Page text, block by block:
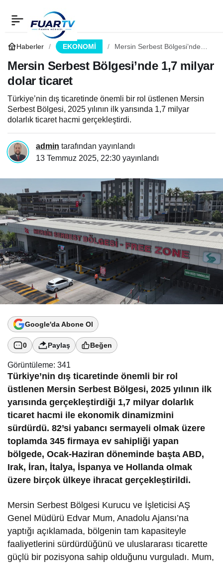
Haberler EKONOMİ
Mersin Serbest Bölgesi’nde
Mersin Serbest Bölgesi’nde 1,7 milyar
dolar ticaret
Türkiye’nin dış ticaretinde önemli bir rol üstlenen Mersin
Serbest Bölgesi, 2025 yılının ilk yarısında 1,7 milyar
dolarlık ticaret hacmi gerçekleştirdi.
admin tarafından yayınlandı
13 Temmuz 2025, 22:30 yayınlandı
Google'da Abone Ol
0 Paylaş Beğen
Görüntüleme: 341
Türkiye’nin dış ticaretinde önemli bir rol
üstlenen Mersin Serbest Bölgesi, 2025 yılının ilk
yarısında gerçekleştirdiği 1,7 milyar dolarlık
ticaret hacmi ile ekonomik dinamizmini
sürdürdü. 82’si yabancı sermayeli olmak üzere
toplamda 345 firmaya ev sahipliği yapan
bölgede, Ocak-Haziran döneminde başta ABD,
Irak, İran, İtalya, İspanya ve Hollanda olmak
üzere birçok ülkeye ihracat gerçekleştirildi.
Mersin Serbest Bölgesi Kurucu ve İşleticisi AŞ
Genel Müdürü Edvar Mum, Anadolu Ajansı’na
yaptığı açıklamada, bölgenin tam kapasiteyle
faaliyetlerini sürdürdüğünü ve uluslararası ticarette
güçlü bir pozisyona sahip olduğunu vurguladı. Mum,
Mersin Serbest
Bölgesi’nde 1,7 milyar
dolar ticaret